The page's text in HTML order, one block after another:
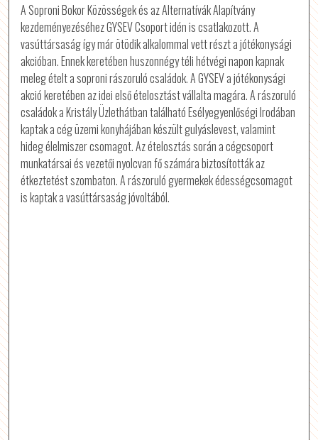
A Soproni Bokor Közösségek és az Alternatívák Alapítvány
kezdeményezéséhez GYSEV Csoport idén is csatlakozott. A
vasúttársaság így már ötödik alkalommal vett részt a jótékonysági
akcióban. Ennek keretében huszonnégy téli hétvégi napon kapnak
meleg ételt a soproni rászoruló családok. A GYSEV a jótékonysági
akció keretében az idei első ételosztást vállalta magára. A rászoruló
családok a Kristály Üzlethátban található Esélyegyenlőségi Irodában
kaptak a cég üzemi konyhájában készült gulyáslevest, valamint
hideg élelmiszer csomagot. Az ételosztás során a cégcsoport
munkatársai és vezetői nyolcvan fő számára biztosították az
étkeztetést szombaton. A rászoruló gyermekek édességcsomagot
is kaptak a vasúttársaság jóvoltából.